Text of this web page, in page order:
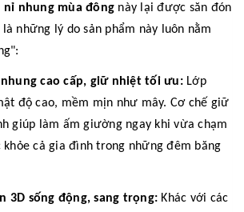
nỉ nhung mùa đông này lại được săn đón
những lý do sản phẩm này luôn nằm
cao cấp, giữ nhiệt tối ưu:Lớp
độ cao, mềm mịn như mây. Cơ chế giữ
giúp làm ấm giường ngay khi vừa chạm
khỏe cả gia đình trong những đêm băng
3D sống động, sang trọng: Khác với các